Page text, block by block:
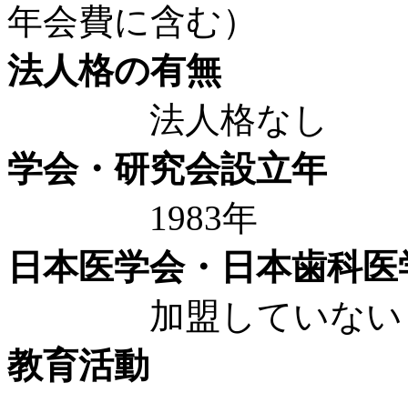
年会費に含む）
法人格の有無
法人格なし
学会・研究会設立年
1983年
日本医学会・日本歯科
加盟していない
教育活動